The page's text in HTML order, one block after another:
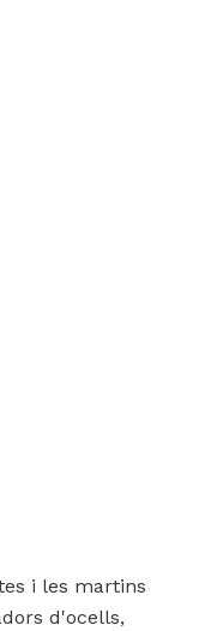
i les martins
d'ocells,